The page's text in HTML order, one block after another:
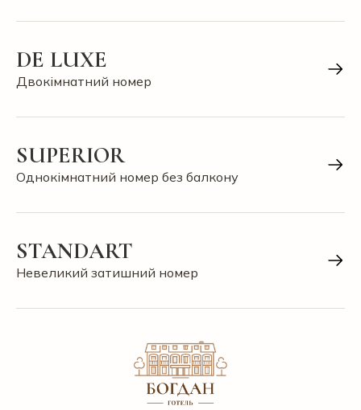
DE LUXE
Двокімнатний номер
SUPERIOR
Однокімнатний номер без балкону
STANDART
Невеликий затишний номер